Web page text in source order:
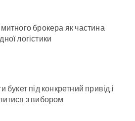
брокера як частина
логістики
букет під конкретний привід і
з вибором